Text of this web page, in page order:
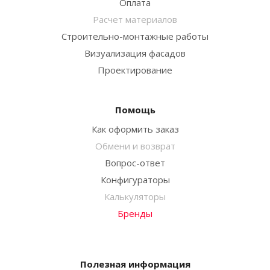
Оплата
Расчет материалов
Строительно-монтажные работы
Визуализация фасадов
Проектирование
Помощь
Как оформить заказ
Обмени и возврат
Вопрос-ответ
Конфигураторы
Калькуляторы
Бренды
Полезная информация